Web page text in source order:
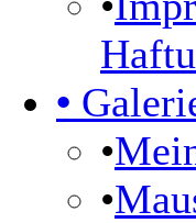
•
•
•